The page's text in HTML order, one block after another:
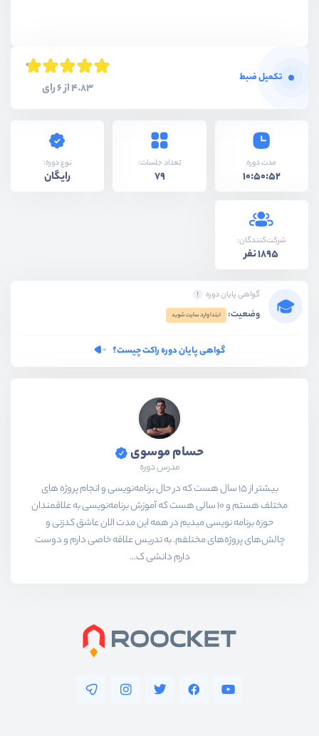
تکمیل ضبط
4.83 از 6 رای
مدت دوره
10:50:52
تعداد جلسات:
79
نوع دوره:
رایگان
شرکت‌کنندگان:
1895 نفر
گواهی پایان دوره
وضعیت: ابتدا وارد سایت شوید
گواهی پایان دوره راکت چیست؟
حسام موسوی
مدرس دوره
بیشتر از ۱۵ سال هست که در حال برنامه‌نویسی و انجام پروژه های
مختلف هستم و ۱۰ سالی هست که آموزش برنامه‌نویسی به علاقمندان
حوزه برنامه نویسی میدیم در همه این مدت الان عاشق کدزنی و
چالش‌های پروژه‌های مختلفم. به تدریس علاقه خاصی دارم و دوست
دارم دانشی ک...